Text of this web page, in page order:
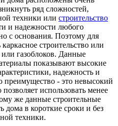
ряд сложностей,
техники или строительство
и надежности любого
с основания. Поэтому для
строительство или
или газоблоков. Данные
показывают высокие
надежность и
преимущество - это невысокий
использовать менее
же данные строительные
дома в короткие сроки и без
техники.